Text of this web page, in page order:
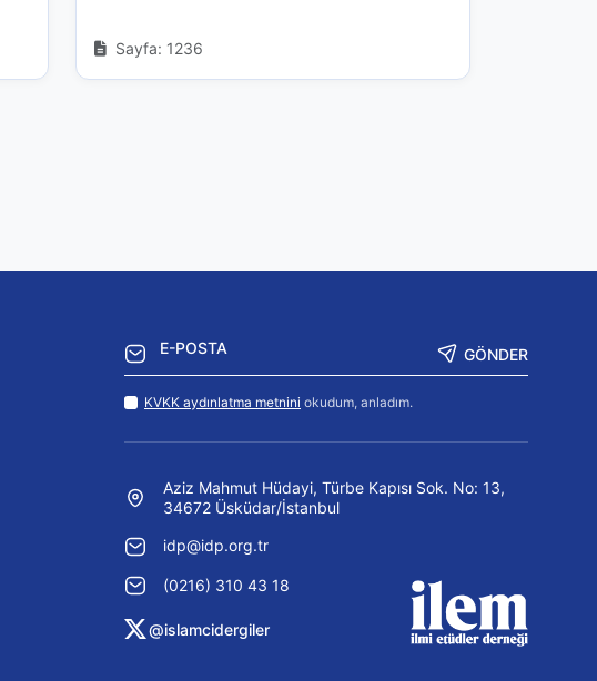
Sayfa: 1236
GÖNDER
KVKK aydınlatma metnini okudum, anladım.
Aziz Mahmut Hüdayi, Türbe Kapısı Sok. No: 13,
34672 Üsküdar/İstanbul
idp@idp.org.tr
(0216) 310 43 18
@islamcidergiler